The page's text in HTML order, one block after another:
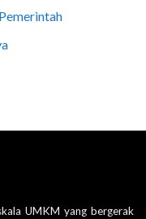
UMKM yang bergerak